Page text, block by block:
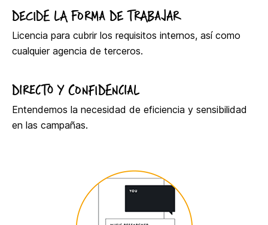
DECIDE LA FORMA DE TRABAJAR
Licencia para cubrir los requisitos internos, así como
cualquier agencia de terceros.
DIRECTO Y CONFIDENCIAL
Entendemos la necesidad de eficiencia y sensibilidad
en las campañas.